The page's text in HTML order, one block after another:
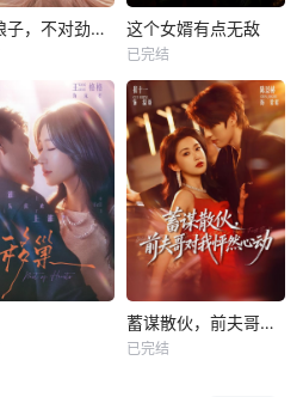
我家娘子，不对劲第四季 这个女婿有点无敌
已完结
蓄谋散伙，前夫哥对我怦然心动
已完结